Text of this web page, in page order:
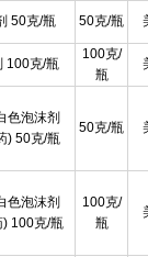
50克/瓶 50克/瓶
100克/瓶
100克/
瓶
色泡沫剂
) 50克/瓶
50克/瓶
色泡沫剂
100克/瓶
100克/
瓶